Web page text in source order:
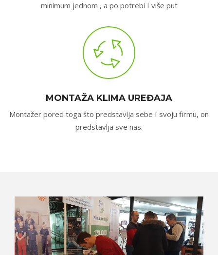
minimum jednom , a po potrebi I više put
MONTAŽA KLIMA UREĐAJA
Montažer pored toga što predstavlja sebe I svoju firmu, on
predstavlja sve nas.